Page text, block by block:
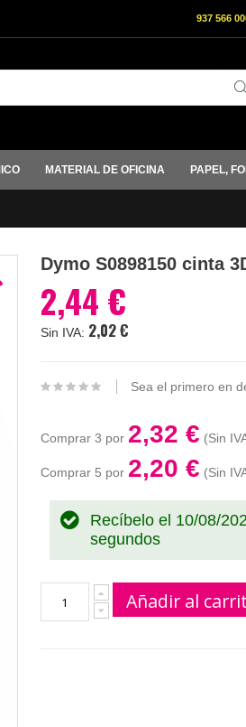
937 566
MATERIAL DE OFICINA PAPEL,
Dymo S0898150 cinta
2,44 €
2,02 €
Sea el primero en
Comprar 3 por 2,32 €
Comprar 5 por 2,20 €
Recíbelo el 10/08/
segundos
Añadir al